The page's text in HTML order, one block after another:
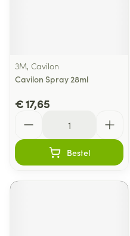
3M, Cavilon
Cavilon Spray 28ml
€ 17,65
Bestel